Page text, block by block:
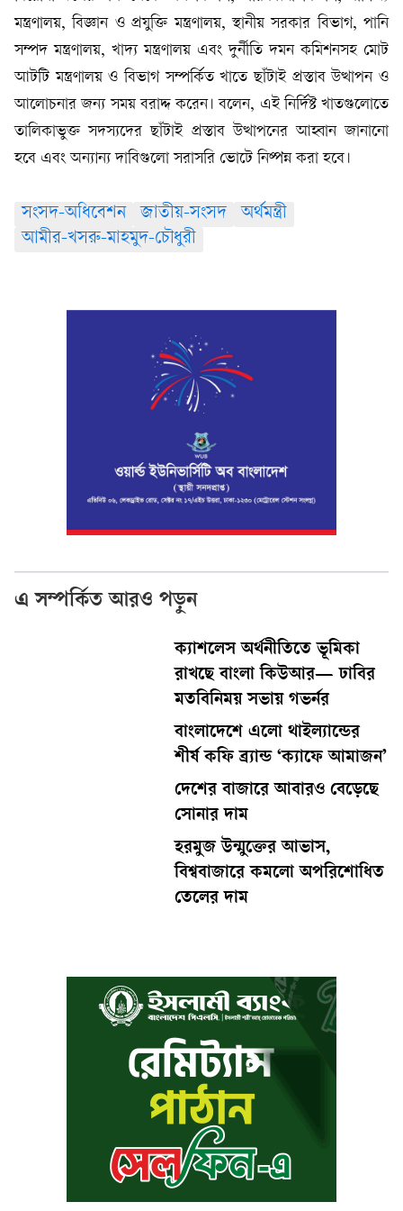
মন্ত্রণালয়, বিজ্ঞান ও প্রযুক্তি মন্ত্রণালয়, স্থানীয় সরকার বিভাগ, পানি
সম্পদ মন্ত্রণালয়, খাদ্য মন্ত্রণালয় এবং দুর্নীতি দমন কমিশনসহ মোট
আটটি মন্ত্রণালয় ও বিভাগ সম্পর্কিত খাতে ছাঁটাই প্রস্তাব উত্থাপন ও
আলোচনার জন্য সময় বরাদ্দ করেন। বলেন, এই নির্দিষ্ট খাতগুলোতে
তালিকাভুক্ত সদস্যদের ছাঁটাই প্রস্তাব উত্থাপনের আহ্বান জানানো
হবে এবং অন্যান্য দাবিগুলো সরাসরি ভোটে নিষ্পন্ন করা হবে।
সংসদ-অধিবেশন জাতীয়-সংসদ
অর্থমন্ত্রী
আমীর-খসরু-মাহমুদ-চৌধুরী
এ সম্পর্কিত আরও পড়ুন
ক্যাশলেস অর্থনীতিতে ভূমিকা
রাখছে বাংলা কিউআর— ঢাবির
মতবিনিময় সভায় গভর্নর
বাংলাদেশে এলো থাইল্যান্ডের
শীর্ষ কফি ব্র্যান্ড ‘ক্যাফে আমাজন’
দেশের বাজারে আবারও বেড়েছে
সোনার দাম
হরমুজ উন্মুক্তের আভাস,
বিশ্ববাজারে কমলো অপরিশোধিত
তেলের দাম